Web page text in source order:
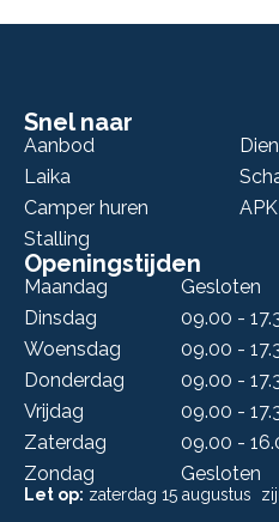
Snel naar
Aanbod
Laika
Camper huren
Stalling
APK
Openingstijden
Maandag
Dinsdag
Woensdag
Donderdag
Vrijdag
Zaterdag
Zondag
Gesloten
09.00 -
09.00 -
09.00 -
09.00 -
09.00 -
Gesloten
Let op: zaterdag 15 augustus